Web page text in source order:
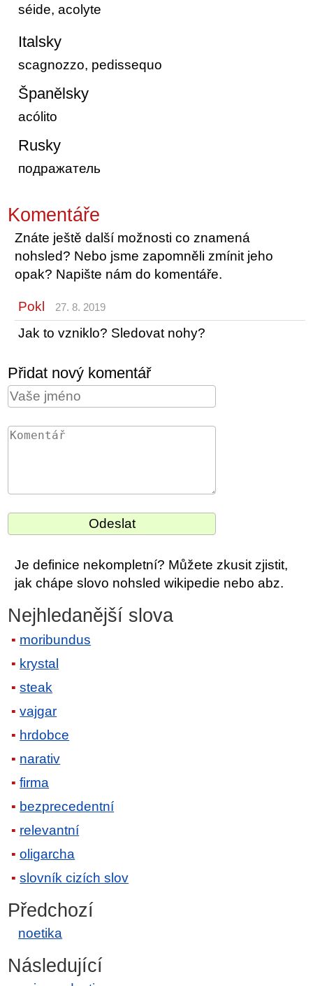
séide, acolyte
Italsky
scagnozzo, pedissequo
Španělsky
acólito
Rusky
подражатель
Komentáře
Znáte ještě další možnosti co znamená
nohsled? Nebo jsme zapomněli zmínit jeho
opak? Napište nám do komentáře.
Pokl 27. 8. 2019
Jak to vzniklo? Sledovat nohy?
Přidat nový komentář
Je definice nekompletní? Můžete zkusit zjistit,
jak chápe slovo nohsled wikipedie nebo abz.
Nejhledanější slova
moribundus
krystal
steak
vajgar
hrdobce
narativ
firma
bezprecedentní
relevantní
oligarcha
slovník cizích slov
Předchozí
noetika
Následující